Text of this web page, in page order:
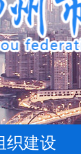
织建设